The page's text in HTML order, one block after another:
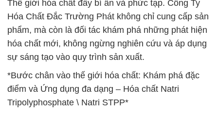
Thế giới hóa chất đầy bí ẩn và phức tạp. Công Ty
Hóa Chất Đắc Trường Phát không chỉ cung cấp sản
phẩm, mà còn là đối tác khám phá những phát hiện
hóa chất mới, không ngừng nghiên cứu và áp dụng
sự sáng tạo vào quy trình sản xuất.
*Bước chân vào thế giới hóa chất: Khám phá đặc
điểm và Ứng dụng đa dạng – Hóa chất Natri
Tripolyphosphate \ Natri STPP*